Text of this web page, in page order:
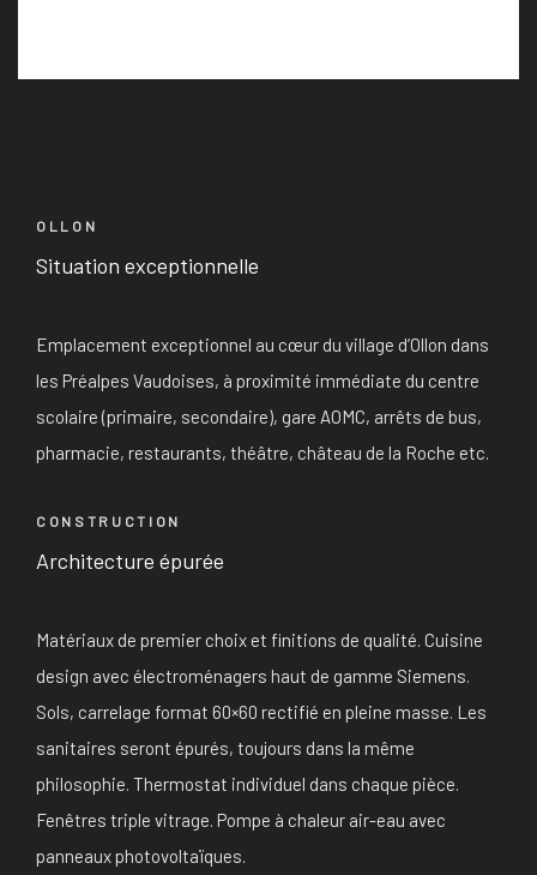
OLLON
Situation exceptionnelle
Emplacement exceptionnel au cœur du village d’Ollon dans
les Préalpes Vaudoises, à proximité immédiate du centre
scolaire (primaire, secondaire), gare AOMC, arrêts de bus,
pharmacie, restaurants, théâtre, château de la Roche etc.
CONSTRUCTION
Architecture épurée
Matériaux de premier choix et finitions de qualité. Cuisine
design avec électroménagers haut de gamme Siemens.
Sols, carrelage format 60×60 rectifié en pleine masse. Les
sanitaires seront épurés, toujours dans la même
philosophie. Thermostat individuel dans chaque pièce.
Fenêtres triple vitrage. Pompe à chaleur air-eau avec
panneaux photovoltaïques.